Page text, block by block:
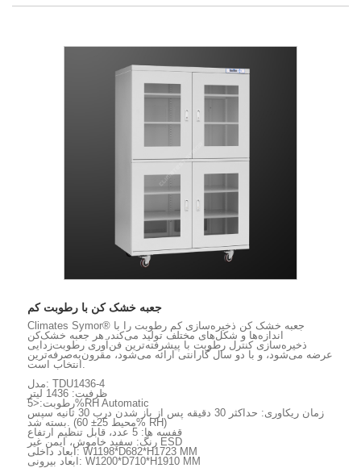
جعبه خشک کن با رطوبت کم
Climates Symor® جعبه خشک کن ذخیره‌سازی کم رطوبت را با
اندازه‌ها و شکل‌های مختلف تولید می‌کند، هر جعبه خشک‌کن
ذخیره‌سازی کنترل رطوبت با پیشرفته‌ترین فن‌آوری رطوبت‌زدایی
عرضه می‌شود، و با دو سال گارانتی ارائه می‌شود، مقرون‌به‌صرفه‌ترین
انتخاب است.
مدل: TDU1436-4
ظرفیت: 1436 لیتر
رطوبت:<5%RH Automatic
زمان ریکاوری: حداکثر 30 دقیقه پس از باز شدن درب 30 ثانیه سپس
بسته شد. (محیط 25± 60% RH)
قفسه ها: 5 عدد، قابل تنظیم ارتفاع
رنگ: سفید خاموش، ایمن غیر ESD
ابعاد داخلی: W1198*D682*H1723 MM
ابعاد بیرونی: W1200*D710*H1910 MM